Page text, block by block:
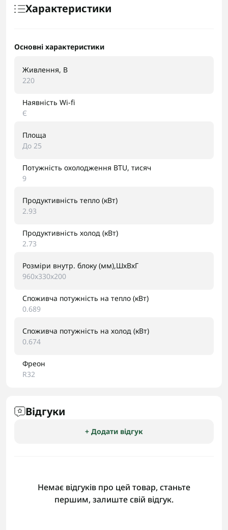
Характеристики
Основні характеристики
Живлення, В
220
Наявність Wi-fi
Є
Площа
До 25
Потужність охолодження BTU, тисяч
9
Продуктивність тепло (кВт)
2.93
Продуктивність холод (кВт)
2.73
Розміри внутр. блоку (мм),ШхВхГ
960х330х200
Споживча потужність на тепло (кВт)
0.689
Споживча потужність на холод (кВт)
0.674
Фреон
R32
Відгуки
+ Додати відгук
Немає відгуків про цей товар, станьте
першим, залиште свій відгук.